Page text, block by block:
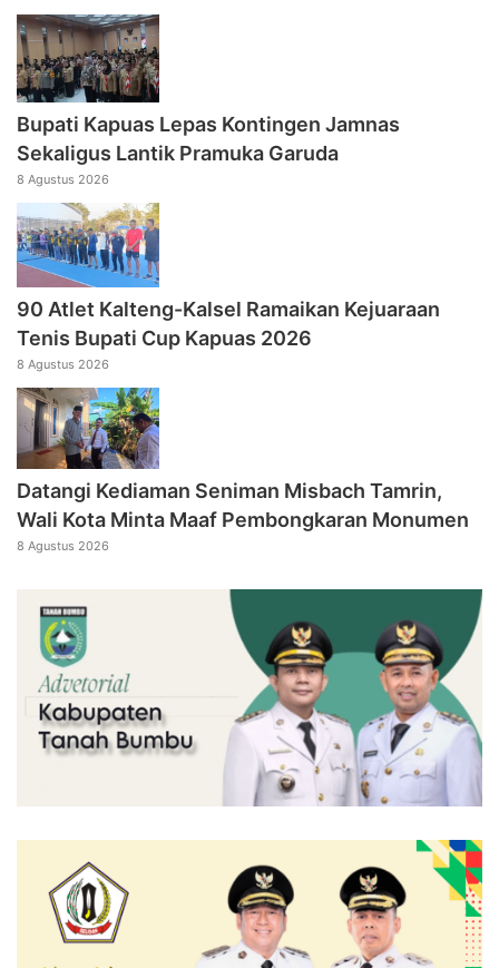
Bupati Kapuas Lepas Kontingen Jamnas
Sekaligus Lantik Pramuka Garuda
8 Agustus 2026
90 Atlet Kalteng-Kalsel Ramaikan Kejuaraan
Tenis Bupati Cup Kapuas 2026
8 Agustus 2026
Datangi Kediaman Seniman Misbach Tamrin,
Wali Kota Minta Maaf Pembongkaran Monumen
8 Agustus 2026